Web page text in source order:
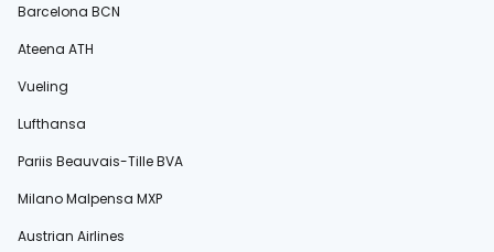
Barcelona BCN
Ateena ATH
Vueling
Lufthansa
Pariis Beauvais-Tille BVA
Milano Malpensa MXP
Austrian Airlines